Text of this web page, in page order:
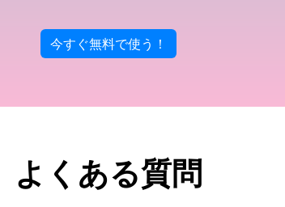
今すぐ無料で使う！
よくある質問